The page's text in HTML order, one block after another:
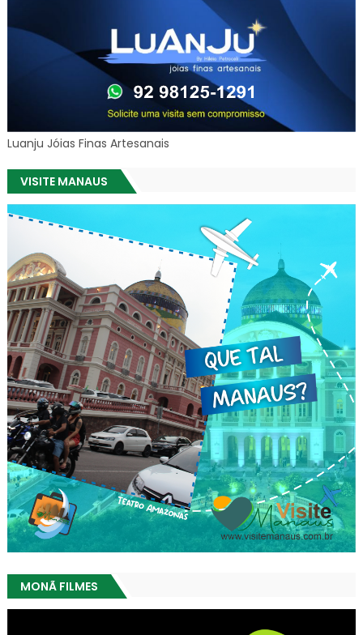
Luanju Jóias Finas Artesanais
VISITE MANAUS
MONÃ FILMES